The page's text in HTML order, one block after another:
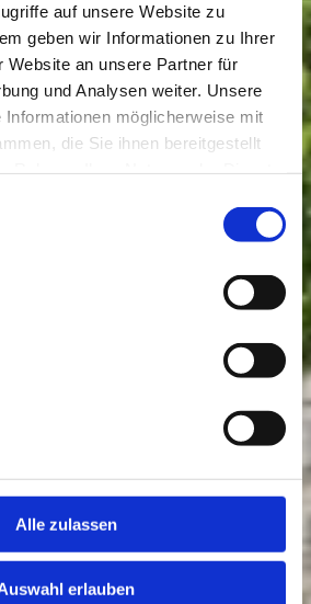
auf unsere Website zu
geben wir Informationen zu Ihrer
Website an unsere Partner für
und Analysen weiter. Unsere
Informationen möglicherweise mit
die Sie ihnen bereitgestellt
Alle zulassen
erlauben